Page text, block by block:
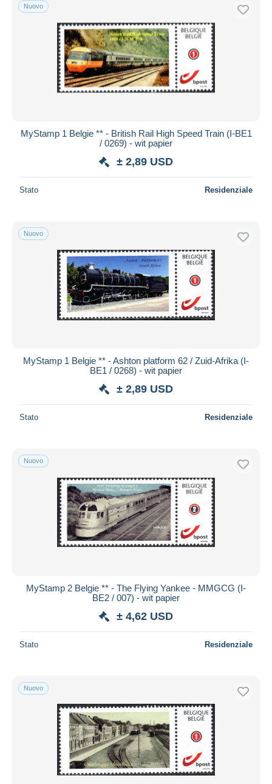
Nuovo
MyStamp 1 Belgie ** - British Rail High Speed Train (I-BE1
/ 0269) - wit papier
± 2,89 USD
Stato Residenziale
Nuovo
MyStamp 1 Belgie ** - Ashton platform 62 / Zuid-Afrika (I-
BE1 / 0268) - wit papier
± 2,89 USD
Stato Residenziale
Nuovo
MyStamp 2 Belgie ** - The Flying Yankee - MMGCG (I-
BE2 / 007) - wit papier
± 4,62 USD
Stato Residenziale
Nuovo